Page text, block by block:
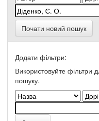
Почати новий пошук
Додати фільтри:
Використовуйте фільтри
пошуку.